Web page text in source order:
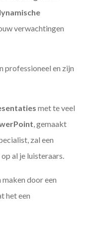
verwachtingen
professioneel en zijn
met te veel
, gemaakt
zal een
al je luisteraars.
maken door een
het een